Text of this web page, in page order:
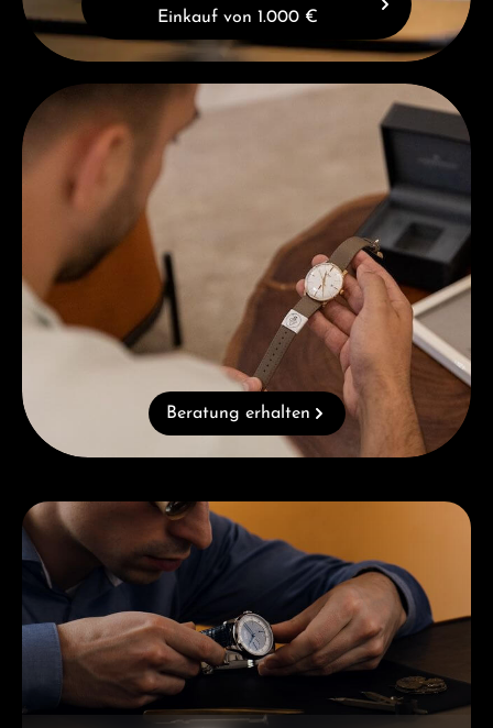
Einkauf von 1.000 €
Beratung erhalten
Beratung erhalten
Kategoriegalerie überspringen